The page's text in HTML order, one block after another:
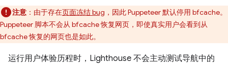
注意 ：由于存在页面冻结 bug ，因此 Puppeteer 默认停用 bfcache。
Puppeteer 脚本不会从 bfcache 恢复网页，即使真实用户会看到从
bfcache 恢复的网页也是如此。
运行用户体验历程时，Lighthouse 不会主动测试导航中的